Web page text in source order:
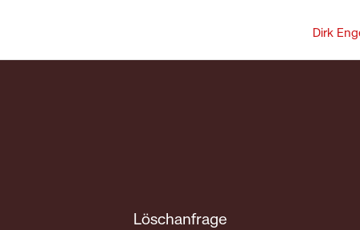
Dirk
Löschanfrage